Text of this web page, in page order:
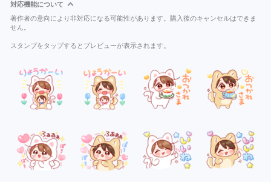
対応機能について
著作者の意向により非対応になる可能性があります。購入後のキャンセルはできま
せん。
スタンプをタップするとプレビューが表示されます。